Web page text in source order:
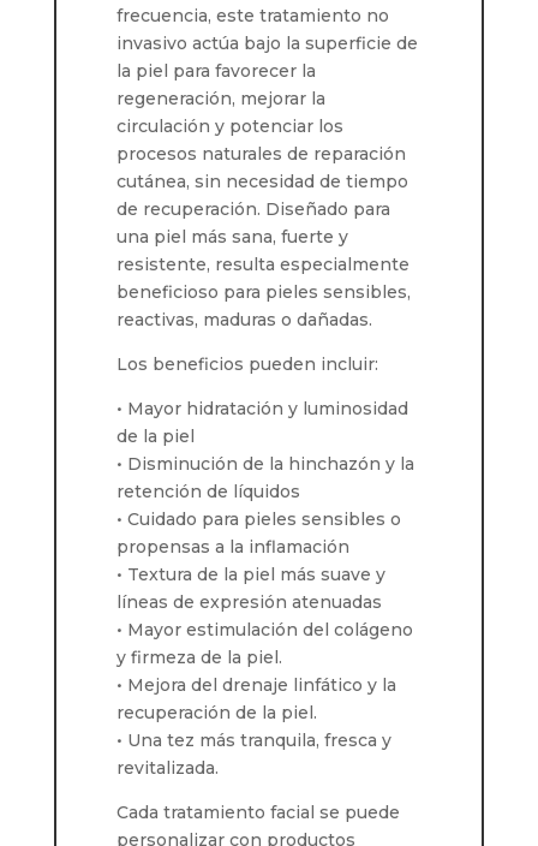
frecuencia, este tratamiento no
invasivo actúa bajo la superficie de
la piel para favorecer la
regeneración, mejorar la
circulación y potenciar los
procesos naturales de reparación
cutánea, sin necesidad de tiempo
de recuperación. Diseñado para
una piel más sana, fuerte y
resistente, resulta especialmente
beneficioso para pieles sensibles,
reactivas, maduras o dañadas.
Los beneficios pueden incluir:
• Mayor hidratación y luminosidad
de la piel
• Disminución de la hinchazón y la
retención de líquidos
• Cuidado para pieles sensibles o
propensas a la inflamación
• Textura de la piel más suave y
líneas de expresión atenuadas
• Mayor estimulación del colágeno
y firmeza de la piel.
• Mejora del drenaje linfático y la
recuperación de la piel.
• Una tez más tranquila, fresca y
revitalizada.
Cada tratamiento facial se puede
personalizar con productos